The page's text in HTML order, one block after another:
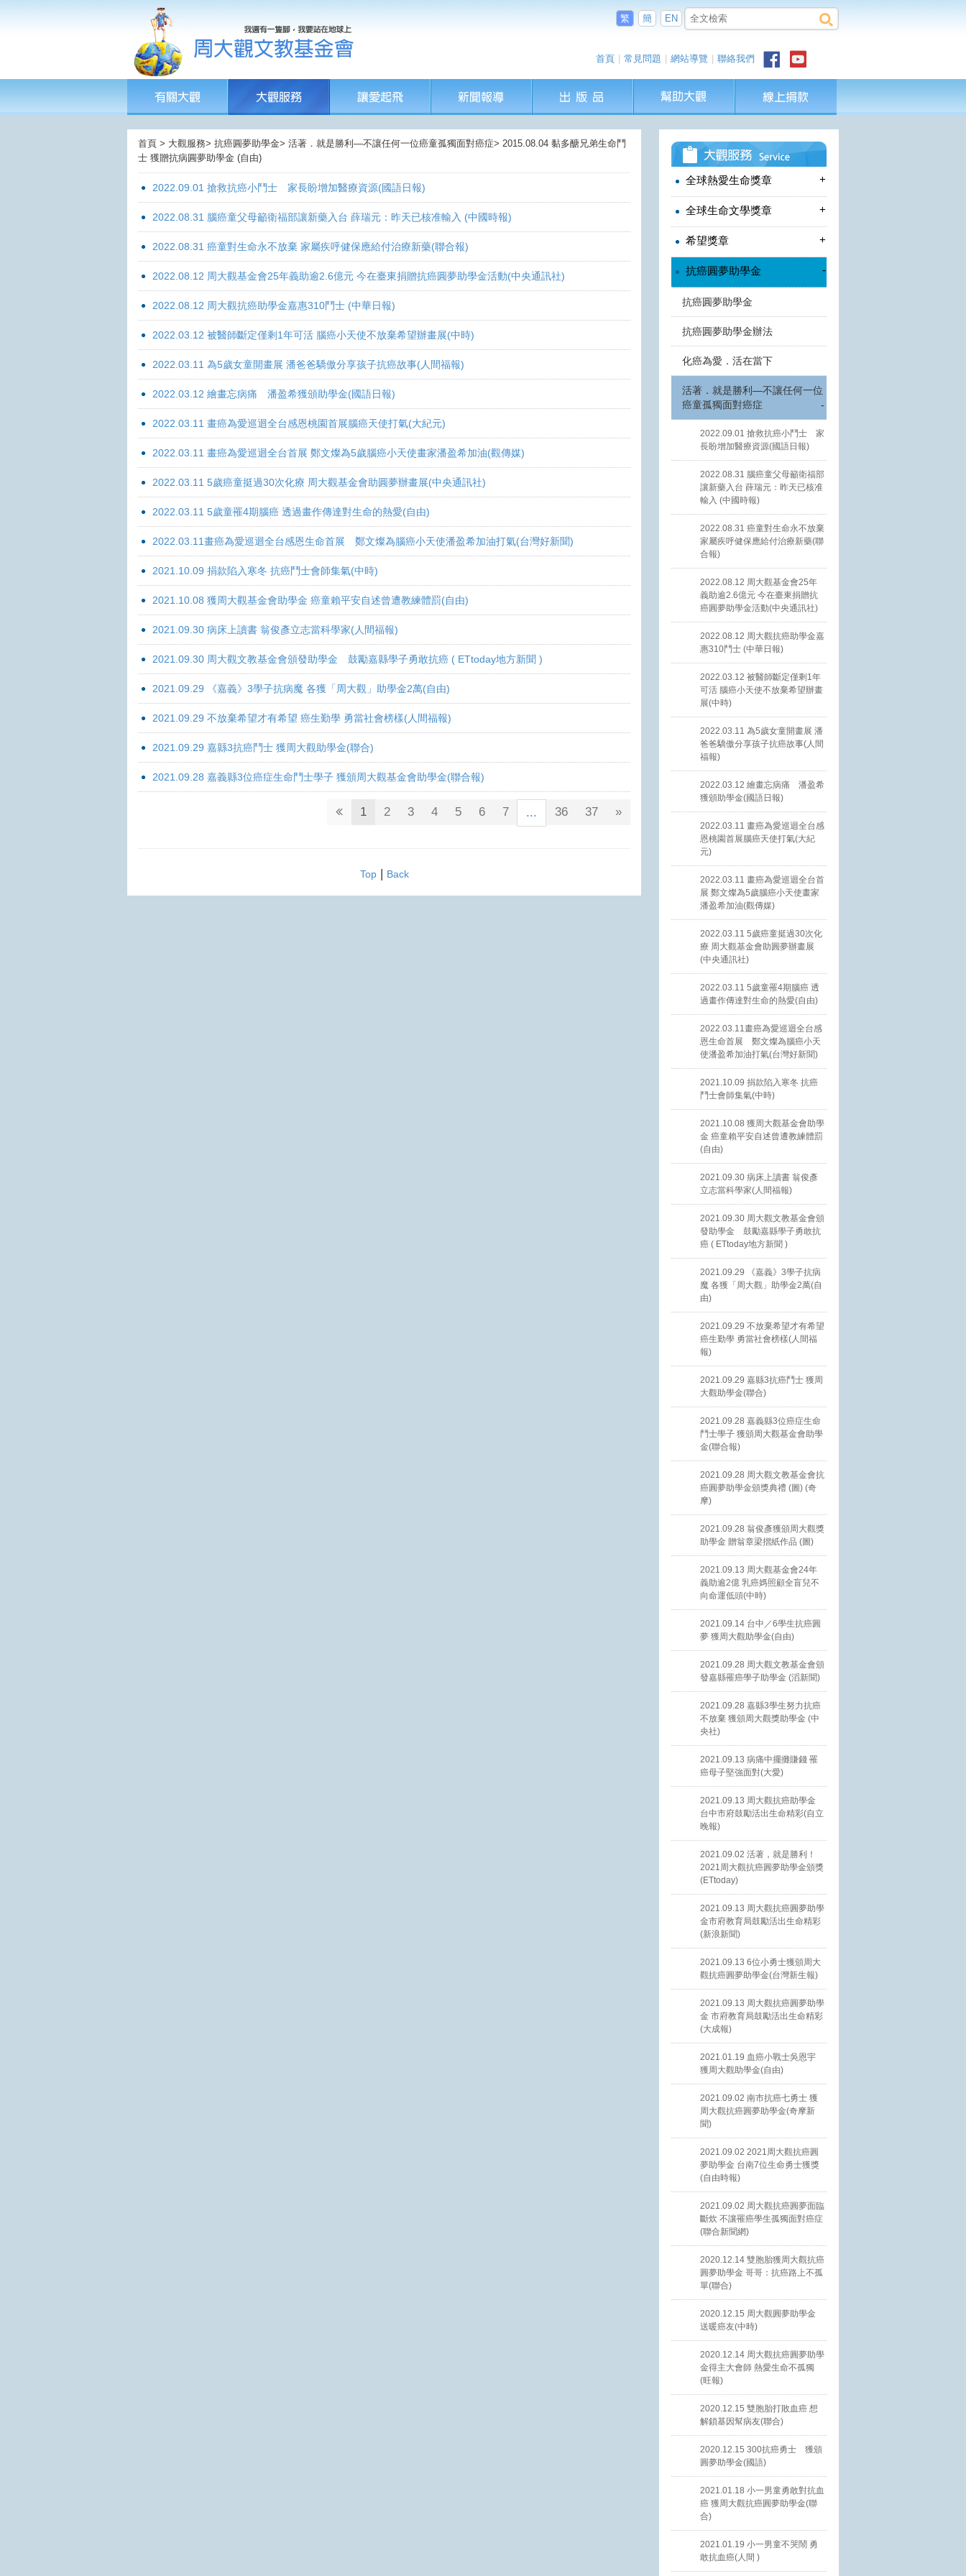
繁 簡 EN
首頁 常見問題 網站導覽 聯絡我們
首頁 > 大觀服務> 抗癌圓夢助學金> 活著．就是勝利—不讓任何一位癌童孤獨面對癌症> 2015.08.04 黏多醣兄弟生命鬥
士 獲贈抗病圓夢助學金 (自由)
2022.09.01 搶救抗癌小鬥士 家長盼增加醫療資源(國語日報)
2022.08.31 腦癌童父母籲衛福部讓新藥入台 薛瑞元：昨天已核准輸入 (中國時報)
2022.08.31 癌童對生命永不放棄 家屬疾呼健保應給付治療新藥(聯合報)
2022.08.12 周大觀基金會25年義助逾2.6億元 今在臺東捐贈抗癌圓夢助學金活動(中央通訊社)
2022.08.12 周大觀抗癌助學金嘉惠310鬥士 (中華日報)
2022.03.12 被醫師斷定僅剩1年可活 腦癌小天使不放棄希望辦畫展(中時)
2022.03.11 為5歲女童開畫展 潘爸爸驕傲分享孩子抗癌故事(人間福報)
2022.03.12 繪畫忘病痛 潘盈希獲頒助學金(國語日報)
2022.03.11 畫癌為愛巡迴全台感恩桃園首展腦癌天使打氣(大紀元)
2022.03.11 畫癌為愛巡迴全台首展 鄭文燦為5歲腦癌小天使畫家潘盈希加油(觀傳媒)
2022.03.11 5歲癌童挺過30次化療 周大觀基金會助圓夢辦畫展(中央通訊社)
2022.03.11 5歲童罹4期腦癌 透過畫作傳達對生命的熱愛(自由)
2022.03.11畫癌為愛巡迴全台感恩生命首展 鄭文燦為腦癌小天使潘盈希加油打氣(台灣好新聞)
2021.10.09 捐款陷入寒冬 抗癌鬥士會師集氣(中時)
2021.10.08 獲周大觀基金會助學金 癌童賴平安自述曾遭教練體罰(自由)
2021.09.30 病床上讀書 翁俊彥立志當科學家(人間福報)
2021.09.30 周大觀文教基金會頒發助學金 鼓勵嘉縣學子勇敢抗癌 ( ETtoday地方新聞 )
2021.09.29 《嘉義》3學子抗病魔 各獲「周大觀」助學金2萬(自由)
2021.09.29 不放棄希望才有希望 癌生勤學 勇當社會榜樣(人間福報)
2021.09.29 嘉縣3抗癌鬥士 獲周大觀助學金(聯合)
2021.09.28 嘉義縣3位癌症生命鬥士學子 獲頒周大觀基金會助學金(聯合報)
1 2 3 4 5 6 7 ... 36 37 »
Top| Back
全球熱愛生命獎章 +
全球生命文學獎章 +
希望獎章 +
抗癌圓夢助學金 -
抗癌圓夢助學金
抗癌圓夢助學金辦法
化癌為愛．活在當下
活著．就是勝利—不讓任何一位
癌童孤獨面對癌症
-
2022.09.01 搶救抗癌小鬥士 家
長盼增加醫療資源(國語日報)
2022.08.31 腦癌童父母籲衛福部
讓新藥入台 薛瑞元：昨天已核准
輸入 (中國時報)
2022.08.31 癌童對生命永不放棄
家屬疾呼健保應給付治療新藥(聯
合報)
2022.08.12 周大觀基金會25年
義助逾2.6億元 今在臺東捐贈抗
癌圓夢助學金活動(中央通訊社)
2022.08.12 周大觀抗癌助學金嘉
惠310鬥士 (中華日報)
2022.03.12 被醫師斷定僅剩1年
可活 腦癌小天使不放棄希望辦畫
展(中時)
2022.03.11 為5歲女童開畫展 潘
爸爸驕傲分享孩子抗癌故事(人間
福報)
2022.03.12 繪畫忘病痛 潘盈希
獲頒助學金(國語日報)
2022.03.11 畫癌為愛巡迴全台感
恩桃園首展腦癌天使打氣(大紀
元)
2022.03.11 畫癌為愛巡迴全台首
展 鄭文燦為5歲腦癌小天使畫家
潘盈希加油(觀傳媒)
2022.03.11 5歲癌童挺過30次化
療 周大觀基金會助圓夢辦畫展
(中央通訊社)
2022.03.11 5歲童罹4期腦癌 透
過畫作傳達對生命的熱愛(自由)
2022.03.11畫癌為愛巡迴全台感
恩生命首展 鄭文燦為腦癌小天
使潘盈希加油打氣(台灣好新聞)
2021.10.09 捐款陷入寒冬 抗癌
鬥士會師集氣(中時)
2021.10.08 獲周大觀基金會助學
金 癌童賴平安自述曾遭教練體罰
(自由)
2021.09.30 病床上讀書 翁俊彥
立志當科學家(人間福報)
2021.09.30 周大觀文教基金會頒
發助學金 鼓勵嘉縣學子勇敢抗
癌 ( ETtoday地方新聞 )
2021.09.29 《嘉義》3學子抗病
魔 各獲「周大觀」助學金2萬(自
由)
2021.09.29 不放棄希望才有希望
癌生勤學 勇當社會榜樣(人間福
報)
2021.09.29 嘉縣3抗癌鬥士 獲周
大觀助學金(聯合)
2021.09.28 嘉義縣3位癌症生命
鬥士學子 獲頒周大觀基金會助學
金(聯合報)
2021.09.28 周大觀文教基金會抗
癌圓夢助學金頒獎典禮 (圖) (奇
摩)
2021.09.28 翁俊彥獲頒周大觀獎
助學金 贈翁章梁摺紙作品 (圖)
2021.09.13 周大觀基金會24年
義助逾2億 乳癌媽照顧全盲兒不
向命運低頭(中時)
2021.09.14 台中／6學生抗癌圓
夢 獲周大觀助學金(自由)
2021.09.28 周大觀文教基金會頒
發嘉縣罹癌學子助學金 (滔新聞)
2021.09.28 嘉縣3學生努力抗癌
不放棄 獲頒周大觀獎助學金 (中
央社)
2021.09.13 病痛中擺攤賺錢 罹
癌母子堅強面對(大愛)
2021.09.13 周大觀抗癌助學金
台中市府鼓勵活出生命精彩(自立
晚報)
2021.09.02 活著，就是勝利！
2021周大觀抗癌圓夢助學金頒獎
(ETtoday)
2021.09.13 周大觀抗癌圓夢助學
金市府教育局鼓勵活出生命精彩
(新浪新聞)
2021.09.13 6位小勇士獲頒周大
觀抗癌圓夢助學金(台灣新生報)
2021.09.13 周大觀抗癌圓夢助學
金 市府教育局鼓勵活出生命精彩
(大成報)
2021.01.19 血癌小戰士吳恩宇
獲周大觀助學金(自由)
2021.09.02 南市抗癌七勇士 獲
周大觀抗癌圓夢助學金(奇摩新
聞)
2021.09.02 2021周大觀抗癌圓
夢助學金 台南7位生命勇士獲獎
(自由時報)
2021.09.02 周大觀抗癌圓夢面臨
斷炊 不讓罹癌學生孤獨面對癌症
(聯合新聞網)
2020.12.14 雙胞胎獲周大觀抗癌
圓夢助學金 哥哥：抗癌路上不孤
單(聯合)
2020.12.15 周大觀圓夢助學金
送暖癌友(中時)
2020.12.14 周大觀抗癌圓夢助學
金得主大會師 熱愛生命不孤獨
(旺報)
2020.12.15 雙胞胎打敗血癌 想
解鎖基因幫病友(聯合)
2020.12.15 300抗癌勇士 獲頒
圓夢助學金(國語)
2021.01.18 小一男童勇敢對抗血
癌 獲周大觀抗癌圓夢助學金(聯
合)
2021.01.19 小一男童不哭鬧 勇
敢抗血癌(人間 )